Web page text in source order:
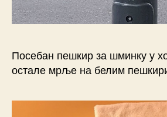
Посебан пешкир за шминку у
остале мрље на белим